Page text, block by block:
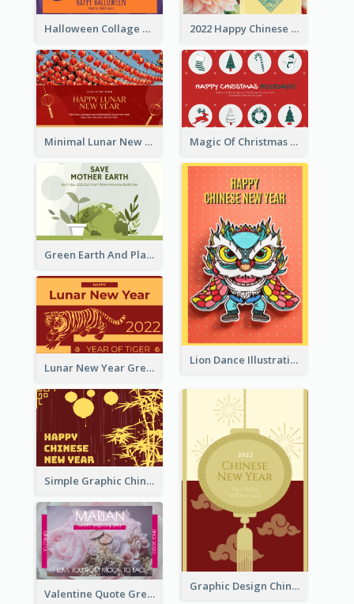
Halloween Collage Greeting Card 2022 Happy Chinese New Year Flower Photo Greeting Card
Minimal Lunar New Year Celebration Greeting Card Magic Of Christmas Holidays Greeting Card
Green Earth And Plants Illustrations Greeting Card
Lion Dance Illustration Photo Greeting Card
Lunar New Year Greeting Card With Tiger Illustration
Simple Graphic Chinese New Year In Red And Yellow
Graphic Design Chinese New Year Greeting Card With Decorations
Valentine Quote Greeting Card